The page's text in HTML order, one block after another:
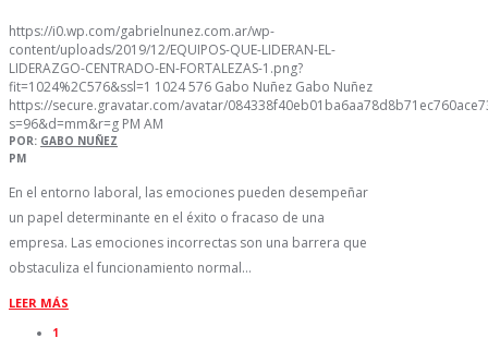
https://i0.wp.com/gabrielnunez.com.ar/wp-
content/uploads/2019/12/EQUIPOS-QUE-LIDERAN-EL-
LIDERAZGO-CENTRADO-EN-FORTALEZAS-1.png?
fit=1024%2C576&ssl=1 1024576 Gabo Nuñez Gabo Nuñez
https://secure.gravatar.com/avatar/
s=96&d=mm&r=g PM AM
POR: GABO NUÑEZ
PM
En el entorno laboral, las emociones pueden desempeñar
un papel determinante en el éxito o fracaso de una
empresa. Las emociones incorrectas son una barrera que
obstaculiza el funcionamiento normal…
LEER MÁS
1